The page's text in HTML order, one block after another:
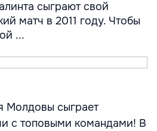
сыграют свой
матч в 2011 году. Чтобы
...
Молдовы сыграет
с топовыми командами! В